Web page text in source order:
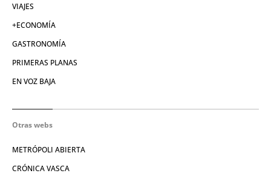
VIAJES
+ECONOMÍA
GASTRONOMÍA
PRIMERAS PLANAS
EN VOZ BAJA
Otras webs
METRÓPOLI ABIERTA
CRÓNICA VASCA